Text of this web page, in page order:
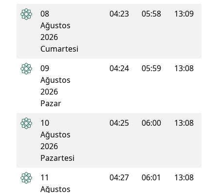
08
Ağustos
2026
Cumartesi
04:23 05:58 13:09
09
Ağustos
2026
Pazar
04:24 05:59 13:08
10
Ağustos
2026
Pazartesi
04:25 06:00 13:08
11
Ağustos
04:27 06:01 13:08